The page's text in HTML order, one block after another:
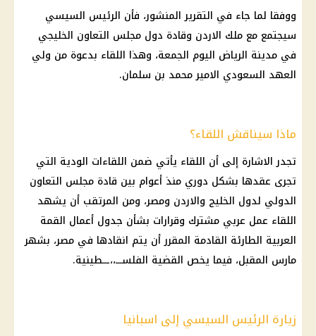
ووفقا لما جاء في التقرير المنشور، فأن الرئيس السيسي
سيجتمع معملك الاردن وقادة دول مجلس التعاون الخليجي
في مدينة الرياض اليوم الجمعة، وهذا اللقاء بدعوة من ولي
العهد السعودي الامير محمد بن سلمان.
ماذا سيناقش اللقاء؟
تجدر الاشارة إلى أن اللقاء يأتي ضمن اللقاءات الودية التي
تجرى عقدها بشكل دوري منذ أعوام بين قادة مجلس التعاون
الدولي لدول الخليج والاردن ومصر، ومن المرتقب أن يشهد
اللقاء عمل عربي مشترك وقرارات بشأن جدول أعمال القمة
العربية الطارئة القادمة المقرر أن يتم انقادها في مصر، بشهر
مارس المقبل، فيما يخص القضية الفلســـ،،ـــطينية.
زيارة الرئيس السيسي إلى اسبانيا